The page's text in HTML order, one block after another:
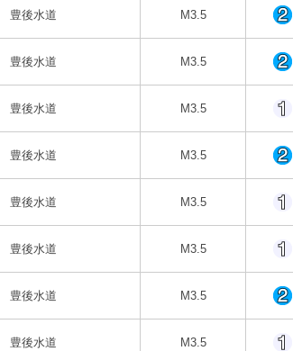
豊後水道 M3.5
豊後水道 M3.5
豊後水道 M3.5
豊後水道 M3.5
豊後水道 M3.5
豊後水道 M3.5
豊後水道 M3.5
豊後水道 M3.5